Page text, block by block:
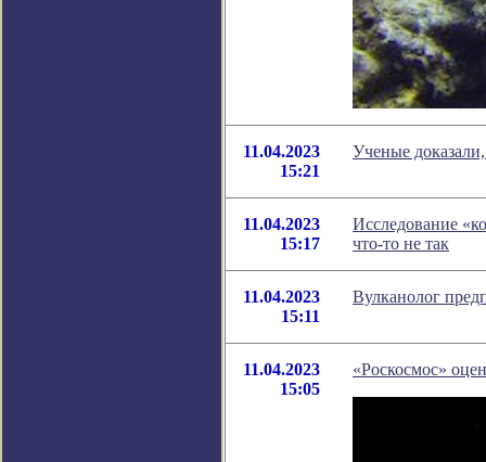
11.04.2023
15:21
Ученые
11.04.2023
15:17
Исследование
что-то не так
11.04.2023
15:11
Вулканолог
11.04.2023
15:05
«Роскосмос»